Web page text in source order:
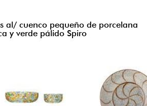
al/ cuenco pequeño de porcelana
y verde pálido Spiro